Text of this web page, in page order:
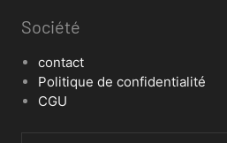
Société
contact
Politique de confidentialité
CGU